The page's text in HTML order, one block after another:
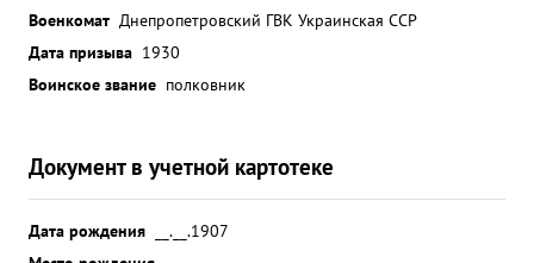
Военкомат Днепропетровский ГВК Украинская ССР
Дата призыва 1930
Воинское звание полковник
Документ в учетной картотеке
Дата рождения
__.__.1907